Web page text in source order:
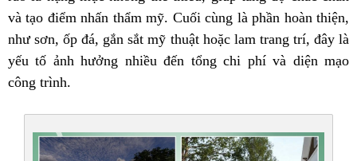
và tạo điểm nhấn thẩm mỹ. Cuối cùng là phần hoàn thiện,
như sơn, ốp đá, gắn sắt mỹ thuật hoặc lam trang trí, đây là
yếu tố ảnh hưởng nhiều đến tổng chi phí và diện mạo
công trình.